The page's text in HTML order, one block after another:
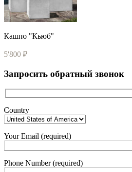
Кашпо "Кьюб"
5'800 ₽
Запросить обратный звонок
Country
Your Email (required)
Phone Number (required)